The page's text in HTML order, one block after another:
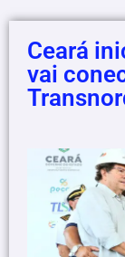
Ceará
vai